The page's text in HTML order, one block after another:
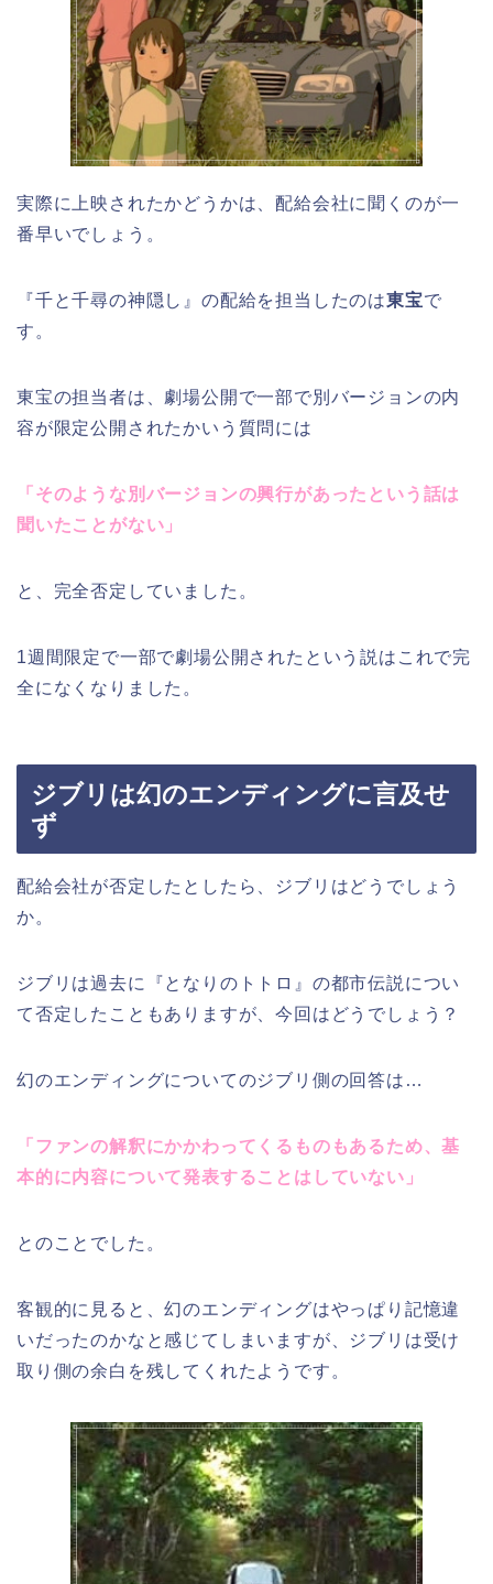
実際に上映されたかどうかは、配給会社に聞くのが一
番早いでしょう。
『千と千尋の神隠し』の配給を担当したのは東宝で
す。
東宝の担当者は、劇場公開で一部で別バージョンの内
容が限定公開されたかいう質問には
「そのような別バージョンの興行があったという話は
聞いたことがない」
と、完全否定していました。
1週間限定で一部で劇場公開されたという説はこれで完
全になくなりました。
ジブリは幻のエンディングに言及せ
ず
配給会社が否定したとしたら、ジブリはどうでしょう
か。
ジブリは過去に『となりのトトロ』の都市伝説につい
て否定したこともありますが、今回はどうでしょう？
幻のエンディングについてのジブリ側の回答は…
「ファンの解釈にかかわってくるものもあるため、基
本的に内容について発表することはしていない」
とのことでした。
客観的に見ると、幻のエンディングはやっぱり記憶違
いだったのかなと感じてしまいますが、ジブリは受け
取り側の余白を残してくれたようです。